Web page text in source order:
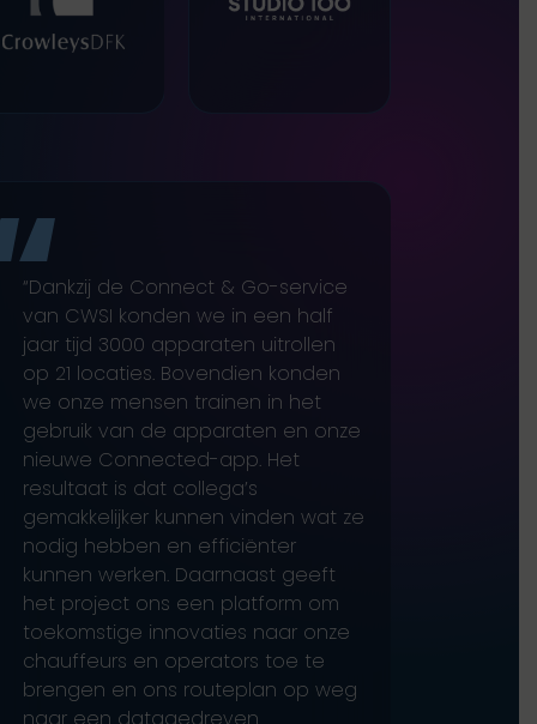
“Dankzij de Connect & Go-service
van CWSI konden we in een half
jaar tijd 3000 apparaten uitrollen
op 21 locaties. Bovendien konden
we onze mensen trainen in het
gebruik van de apparaten en onze
nieuwe Connected-app. Het
resultaat is dat collega’s
gemakkelijker kunnen vinden wat ze
nodig hebben en efficiënter
kunnen werken. Daarnaast geeft
het project ons een platform om
toekomstige innovaties naar onze
chauffeurs en operators toe te
brengen en ons routeplan op weg
naar een datagedreven